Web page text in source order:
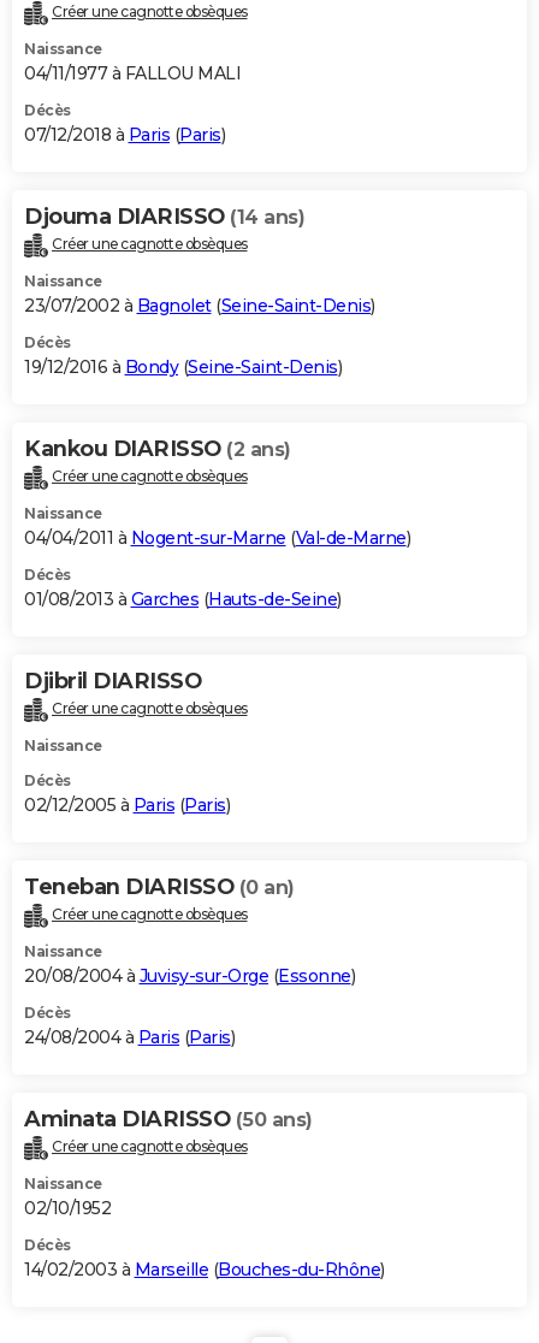
Créer une cagnotte obsèques
Naissance
04/11/1977 à FALLOU MALI
Décès
07/12/2018 à Paris (Paris)
Djouma DIARISSO (14 ans)
Créer une cagnotte obsèques
Naissance
23/07/2002 à Bagnolet(Seine-Saint-Denis)
Décès
19/12/2016 à Bondy(Seine-Saint-Denis)
Kankou DIARISSO (2 ans)
Créer une cagnotte obsèques
Naissance
04/04/2011 à Nogent-sur-Marne (Val-de-Marne)
Décès
01/08/2013 à Garches (Hauts-de-Seine)
Djibril DIARISSO
Créer une cagnotte obsèques
Naissance
Décès
02/12/2005 à Paris (Paris)
Teneban DIARISSO (0 an)
Créer une cagnotte obsèques
Naissance
20/08/2004 à Juvisy-sur-Orge (Essonne)
Décès
24/08/2004 à Paris (Paris)
Aminata DIARISSO (50 ans)
Créer une cagnotte obsèques
Naissance
02/10/1952
Décès
14/02/2003 à Marseille (Bouches-du-Rhône)